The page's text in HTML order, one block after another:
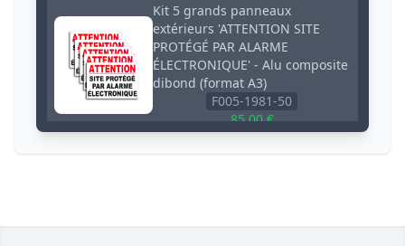
Kit 5 grands panneaux
extérieurs 'ATTENTION SITE
PROTÉGÉ PAR ALARME
ÉLECTRONIQUE' - Alu composite
dibond (format A3)
F005-1981-50
85,00 €